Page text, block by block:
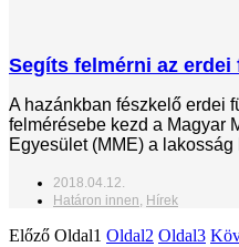
Segíts felmérni az
A hazánkban fészkelő erdei
felmérésebe kezd a Magyar
Egyesület (MME) a
2018.04.12.
Határon innen, Hírek
Előző Oldal1 Oldal2 Oldal3